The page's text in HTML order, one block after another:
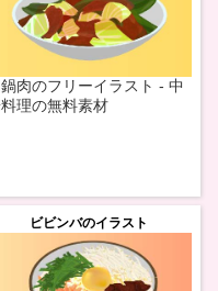
肉のフリーイラスト - 中
理の無料素材
ビビンバのイラスト